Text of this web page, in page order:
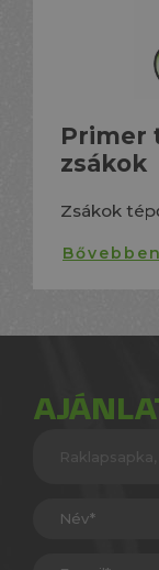
Primer
zsákok
Zsákok
Bővebben